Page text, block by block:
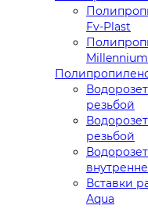
Fv-Plast
Millennium
резьбой
резьбой
Вставки
Aqua